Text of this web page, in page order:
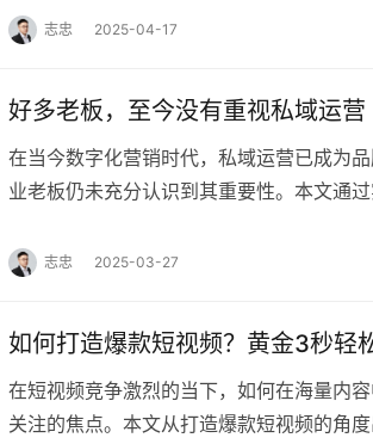
角看如何进行私域运营，所以更适合有一定
志忠 2025-04-17
好多老板，至今没有重视私域运营
在当今数字化营销时代，私域运营已成为
业老板仍未充分认识到其重要性。本文通
的频次，更多是去到山东、云贵川渝等地
志忠 2025-03-27
如何打造爆款短视频？黄金3秒轻
在短视频竞争激烈的当下，如何在海量内
关注的焦点。本文从打造爆款短视频的角